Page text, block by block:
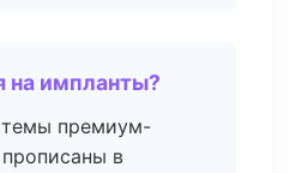
на импланты?
премиум-
в